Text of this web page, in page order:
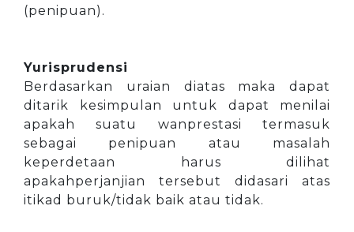
(penipuan).
Yurisprudensi
Berdasarkan uraian diatas maka dapat
ditarik kesimpulan untuk dapat menilai
apakah suatu wanprestasi termasuk
sebagai penipuan atau masalah
keperdetaan harus dilihat
apakahperjanjian tersebut didasari atas
itikad buruk/tidak baik atau tidak.